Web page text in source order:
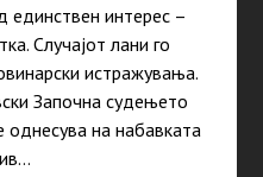
единствен интерес –
Случајот лани го
истражувања.
Започна судењето
однесува на набавката